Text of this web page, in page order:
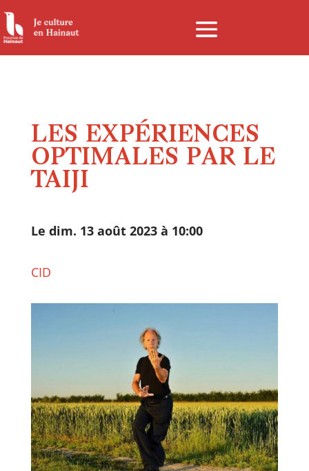
Panneau de gestion des cookies
LES EXPÉRIENCES
OPTIMALES PAR LE
TAIJI
Le dim. 13 août 2023 à 10:00
CID